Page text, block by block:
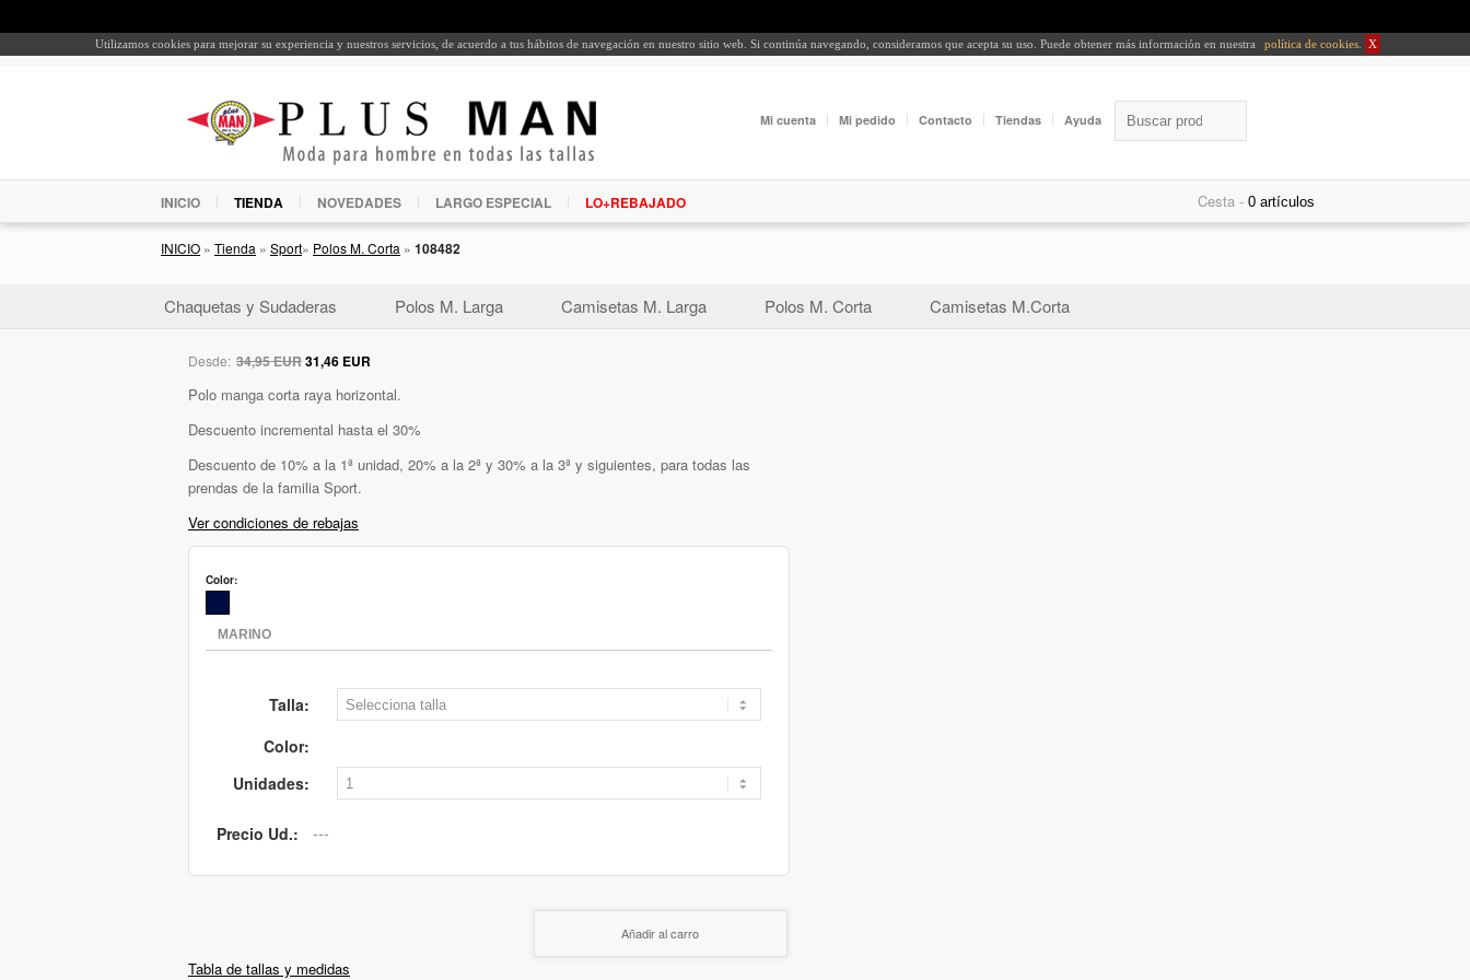
Utilizamos cookies para mejorar su experiencia y nuestros servicios, de acuerdo a tus hábitos de navegación en nuestro sitio web. Si continúa navegando, consideramos que acepta su uso. Puede obtener más información en nuestra política de cookies X
Mi cuenta Mi pedido Contacto Tiendas Ayuda
INICIO TIENDA NOVEDADES LARGO ESPECIAL LO+REBAJADO Cesta -
INICIO » Tienda » Sport» Polos M. Corta » 108482
Chaquetas y Sudaderas Polos M. Larga Camisetas M. Larga Polos M. Corta Camisetas M.Corta
Desde: 34,95 EUR31,46 EUR
Polo manga corta raya horizontal.
Descuento incremental hasta el 30%
Descuento de 10% a la 1ª unidad, 20% a la 2ª y 30% a la 3ª y siguientes, para todas las
prendas de la familia Sport.
Ver condiciones de rebajas
Color:
Talla:
Color:
Unidades:
Precio Ud.:
Añadir al carro
Tabla de tallas y medidas